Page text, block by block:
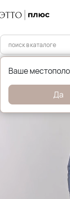
Главная Зимние
Ваше
Да